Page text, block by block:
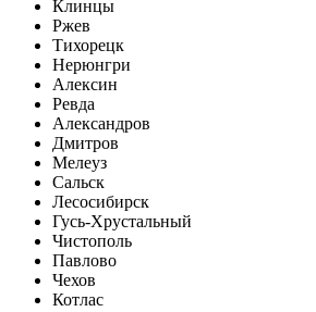
Клинцы
Ржев
Тихорецк
Нерюнгри
Алексин
Ревда
Александров
Дмитров
Мелеуз
Сальск
Лесосибирск
Гусь-Хрустальный
Чистополь
Павлово
Чехов
Котлас